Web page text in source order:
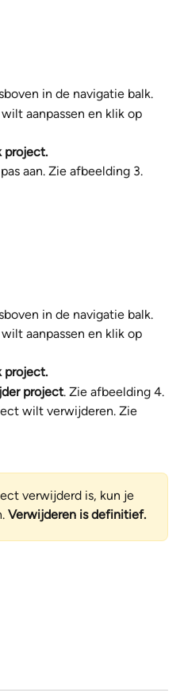
in de navigatie balk.
aanpassen en klik op
project.
aan. Zie afbeelding 3.
in de navigatie balk.
aanpassen en klik op
project.
project. Zie afbeelding 4.
wilt verwijderen. Zie
verwijderd is, kun je
Verwijderen is definitief.